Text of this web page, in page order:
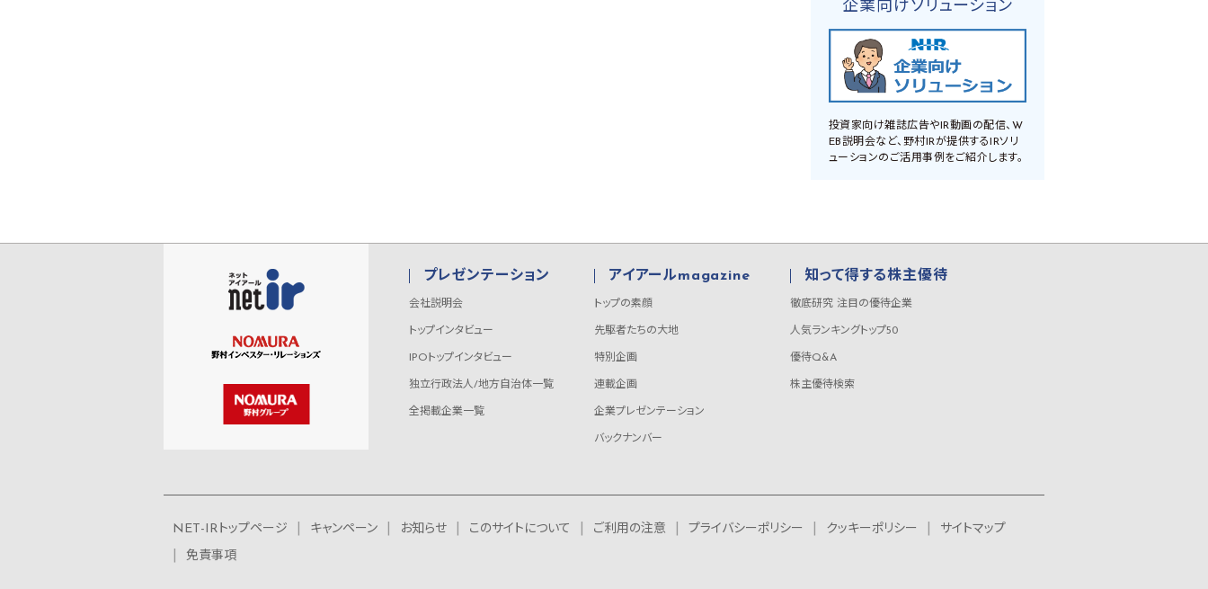
企業向けソリューション
投資家向け雑誌広告やIR動画の配信、W
EB説明会など、野村IRが提供するIRソリ
ューションのご活用事例をご紹介します。
プレゼンテーション
会社説明会
トップインタビュー
IPOトップインタビュー
独立行政法人/地方自治体一覧
全掲載企業一覧
アイアールmagazine
トップの素顔
先駆者たちの大地
特別企画
連載企画
企業プレゼンテーション
バックナンバー
知って得する株主優待
徹底研究 注目の優待企業
人気ランキングトップ50
優待Q&A
株主優待検索
NET-IRトップページ キャンペーン お知らせ このサイトについて ご利用の注意 プライバシーポリシー クッキーポリシー
サイトマップ
免責事項